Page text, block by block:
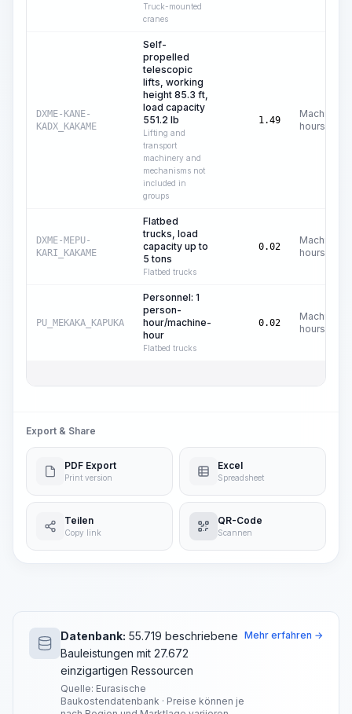
Truck-mounted
cranes
DXME-KANE-
KADX_KAKAME
Self-
propelled
telescopic
lifts, working
height 85.3 ft,
load capacity
551.2 lb
Lifting and
transport
machinery and
mechanisms not
included in
groups
1.49
Machine
hours
DXME-MEPU-
KARI_KAKAME
Flatbed
trucks, load
capacity up to
5 tons
Flatbed trucks
0.02
Machine
hours
PU_MEKAKA_KAPUKA
Personnel: 1
person-
hour/machine-
hour
Flatbed trucks
0.02
Machine
hours
Export & Share
PDF Export
Print version
Excel
Spreadsheet
Teilen
Copy link
QR-Code
Scannen
Datenbank: 55.719 beschriebene
Bauleistungen mit 27.672
einzigartigen Ressourcen
Quelle: Eurasische
Baukostendatenbank · Preise können je
Mehr erfahren →